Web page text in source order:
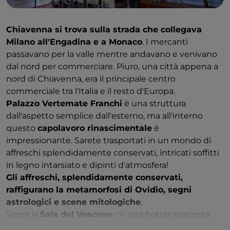
attraverso antichi archi, passando accanto acase
medievali e a piazze barocche.
Potrete trovare qui la chiesa di San Nazzaro e Celso
in Piazza San Giorgio. La facciata in marmo bianco e
nero di questa chiesa romanica è molto suggestiva e
vale la pena dare un'occhiata all'interno per
ammirare gli affreschi, il rosone e la collezione di
opere d'arte del XIV-XVI secolo.
Proprio di fronte si trova laChiesa diSanta
dove si può ammirare il gruppo ligneo della pietà
Giovanni Angelo Del Maino, raffigurante la
deposizione.
Per gli amanti del cibo ilrisotto al pesce persico
un piatto popolare a Bellano. Vedrete grossi pesci
nuotare nel lago, quindi è un piatto con ingredienti
Chiavenna si trova sulla strada che collegava
Milano all'Engadina e a Monaco. I mercanti
passavano per la valle mentre andavano e venivano
dal nord per commerciare. Piuro, una città appena a
nord di Chiavenna, era il principale centro
commerciale tra l'Italia e il resto d'Europa.
Palazzo Vertemate Franchi è una struttura
dall'aspetto semplice dall'esterno, ma all'interno
questo capolavoro rinascimentale è
impressionante. Sarete trasportati in un mondo di
affreschi splendidamente conservati, intricati soffitti
in legno intarsiato e dipinti d'atmosfera!
Gli affreschi, splendidamente conservati,
raffigurano la metamorfosi di Ovidio, segni
astrologici e scene mitologiche.
Sopra la Sala del Vescovo c'è una botola nascosta